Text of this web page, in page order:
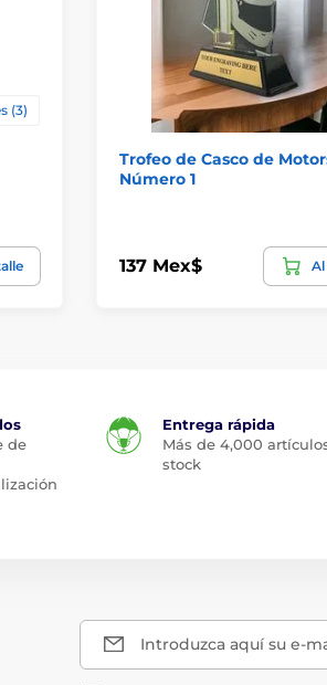
(3)
Trofeo de Casco de
Número 1
137 Mex$
de
Entrega rápida
Más de 4,000
stock
Introduzca aquí su e-